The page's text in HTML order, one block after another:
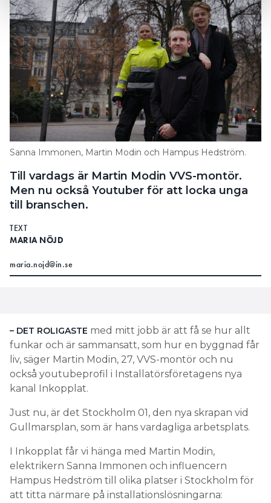
Sanna Immonen, Martin Modin och Hampus Hedström.
Till vardags är Martin Modin VVS-montör.
Men nu också Youtuber för att locka unga
till branschen.
TEXT
MARIA NÖJD
maria.nojd@in.se
– DET ROLIGASTE med mitt jobb är att få se hur allt
funkar och är sammansatt, som hur en byggnad får
liv, säger Martin Modin, 27, VVS-montör och nu
också youtubeprofil i Installatörsföretagens nya
kanal Inkopplat.
Just nu, är det Stockholm 01, den nya skrapan vid
Gullmarsplan, som är hans vardagliga arbetsplats.
I Inkopplat får vi hänga med Martin Modin,
elektrikern Sanna Immonen och influencern
Hampus Hedström till olika platser i Stockholm för
att titta närmare på installationslösningarna: